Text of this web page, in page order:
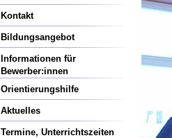
Kontakt
Bildungsangebot
Informationen für
Bewerber:innen
Orientierungshilfe
Aktuelles
Termine, Unterrichtszeiten